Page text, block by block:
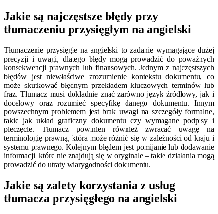
Jakie są najczęstsze błędy przy
tłumaczeniu przysięgłym na angielski
Tłumaczenie przysięgłe na angielski to zadanie wymagające dużej
precyzji i uwagi, dlatego błędy mogą prowadzić do poważnych
konsekwencji prawnych lub finansowych. Jednym z najczęstszych
błędów jest niewłaściwe zrozumienie kontekstu dokumentu, co
może skutkować błędnym przekładem kluczowych terminów lub
fraz. Tłumacz musi dokładnie znać zarówno język źródłowy, jak i
docelowy oraz rozumieć specyfikę danego dokumentu. Innym
powszechnym problemem jest brak uwagi na szczegóły formalne,
takie jak układ graficzny dokumentu czy wymagane podpisy i
pieczęcie. Tłumacz powinien również zwracać uwagę na
terminologię prawną, która może różnić się w zależności od kraju i
systemu prawnego. Kolejnym błędem jest pomijanie lub dodawanie
informacji, które nie znajdują się w oryginale – takie działania mogą
prowadzić do utraty wiarygodności dokumentu.
Jakie są zalety korzystania z usług
tłumacza przysięgłego na angielski